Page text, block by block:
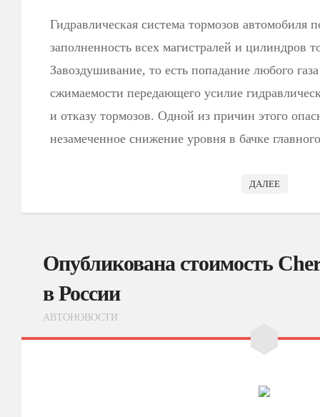
Гидравлическая система тормозов автомобиля
заполненность всех магистралей и цилиндров
Завоздушивание, то есть попадание любого
сжимаемости передающего усилие
и отказу тормозов. Одной из причин этого
незамеченное снижение уровня в бачке
ДАЛЕЕ
Опубликована стоимость
в России
АВТОНОВОСТИ